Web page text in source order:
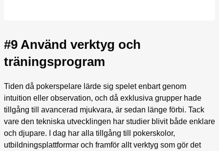
#9 Använd verktyg och
träningsprogram
Tiden då pokerspelare lärde sig spelet enbart genom
intuition eller observation, och då exklusiva grupper hade
tillgång till avancerad mjukvara, är sedan länge förbi. Tack
vare den tekniska utvecklingen har studier blivit både enklare
och djupare. I dag har alla tillgång till pokerskolor,
utbildningsplattformar och framför allt verktyg som gör det